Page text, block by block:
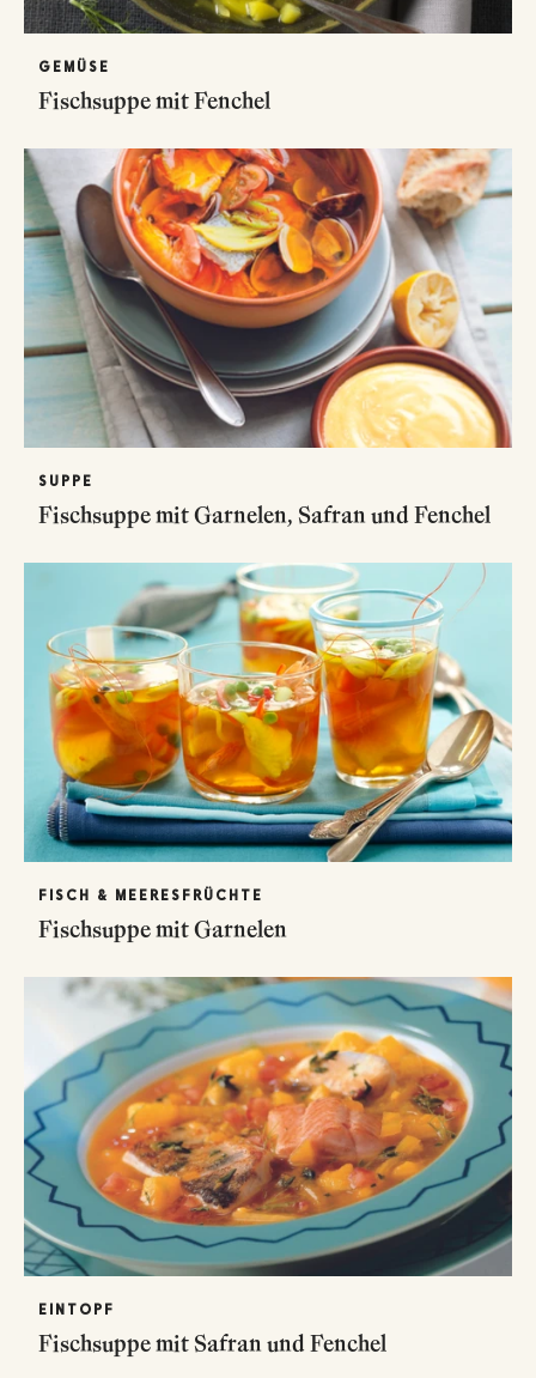
GEMÜSE
Fischsuppe mit Fenchel
SUPPE
Fischsuppe mit Garnelen, Safran und Fenchel
FISCH & MEERESFRÜCHTE
Fischsuppe mit Garnelen
EINTOPF
Fischsuppe mit Safran und Fenchel